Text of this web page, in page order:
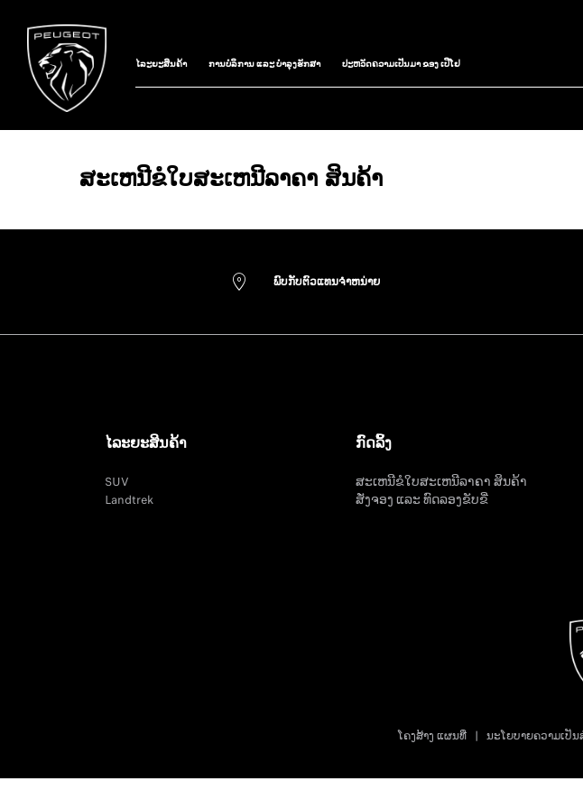
ໄລະຍະສິນຄ້າ ການບໍລິການ ແລະ ບຳລຸງຮັກສາ ປະຫວັດຄວາມເປັນມາ ຂອງ ເປີໂຢ
​ສະ​ເຫ​ນີ​ຂໍ​ໃບ​ສະ​ເຫ​ນີ​ລາ​ຄາ ສິນ​ຄ້າ
ພົບ​ກັບ​ຕົວ​ແທນ​ຈຳ​ຫ​ນ່າຍ
ໄລະຍະສິນຄ້າ
SUV
Landtrek
ກົດລິ້ງ
ສະເຫນີຂໍໃບສະເຫນີລາຄາ ສິນຄ້າ
ສັ່ງຈອງ ແລະ ທົດລອງຂັບຂີ່
ໂຄງສ້າງ ແຜນທີ່ ນະໂຍບາຍຄວາມເປັນ